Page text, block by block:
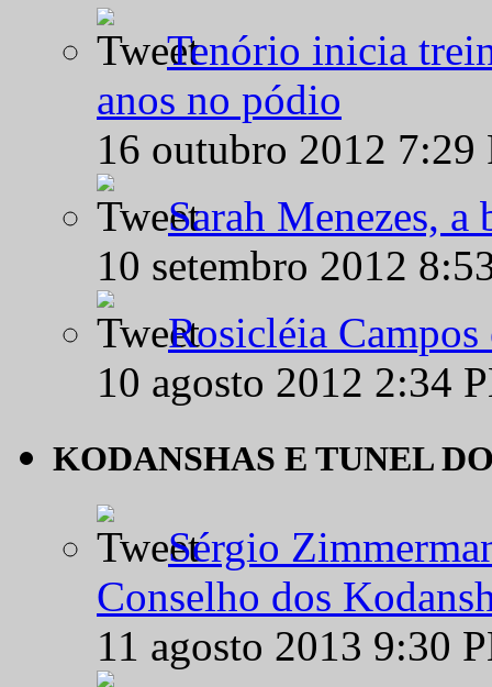
Tenório inicia
anos no pódio
16 outubro 2012
Sarah Menezes,
10 setembro 2012
Rosicléia
10 agosto 2012 2:34
KODANSHAS E TUNEL
Sérgio
Conselho dos
11 agosto 2013 9:30